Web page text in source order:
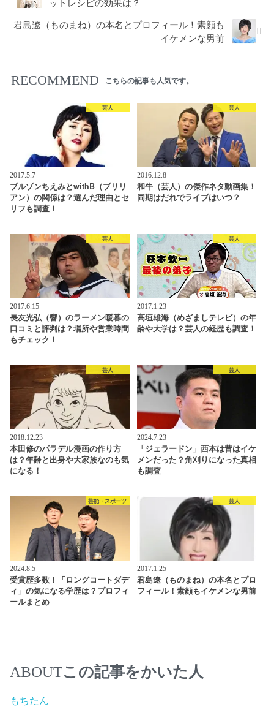
君島遼（ものまね）の本名とプロフィール！素顔も
イケメンな男前
RECOMMEND こちらの記事も人気です。
芸人
2017.5.7
ブルゾンちえみとwithB（ブリリ
アン）の関係は？選んだ理由とセ
リフも調査！
芸人
2016.12.8
和牛（芸人）の傑作ネタ動画集！
同期はだれでライブはいつ？
芸人
2017.6.15
長友光弘（響）のラーメン暖暮の
口コミと評判は？場所や営業時間
もチェック！
芸人
2017.1.23
高垣雄海（めざましテレビ）の年
齢や大学は？芸人の経歴も調査！
芸人
2018.12.23
本田修のパラデル漫画の作り方
は？年齢と出身や大家族なのも気
になる！
芸人
2024.7.23
「ジェラードン」西本は昔はイケ
メンだった？角刈りになった真相
も調査
芸能・スポーツ
2024.8.5
受賞歴多数！「ロングコートダデ
ィ」の気になる学歴は？プロフィ
ールまとめ
芸人
2017.1.25
君島遼（ものまね）の本名とプロ
フィール！素顔もイケメンな男前
ABOUTこの記事をかいた人
もちたん